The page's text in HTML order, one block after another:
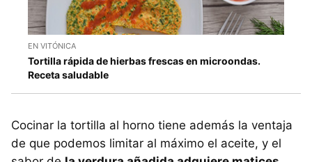
EN VITÓNICA
Tortilla rápida de hierbas frescas en microondas.
Receta saludable
Cocinar la tortilla al horno tiene además la ventaja
de que podemos limitar al máximo el aceite, y el